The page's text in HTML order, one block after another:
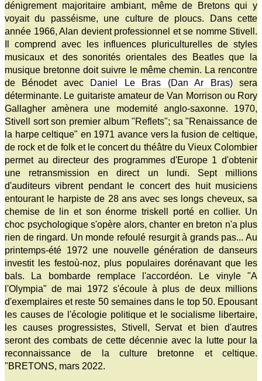
dénigrement majoritaire ambiant, même de Bretons qui y
voyait du passéisme, une culture de ploucs. Dans cette
année 1966, Alan devient professionnel et se nomme Stivell.
Il comprend avec les influences pluriculturelles de styles
musicaux et des sonorités orientales des Beatles que la
musique bretonne doit suivre le même chemin. La rencontre
de Bénodet avec Daniel Le Bras (Dan Ar Bras)sera
déterminante. Le guitariste amateur de Van Morrison ou Rory
Gallagher amènera une modernité anglo-saxonne. 1970,
Stivell sort son premier album "Reflets"; sa "Renaissance de
la harpe celtique" en 1971 avance vers la fusion de celtique,
de rock et de folk et le concert du théâtre du Vieux Colombier
permet au directeur des programmes d'Europe 1 d'obtenir
une retransmission en direct un lundi. Sept millions
d'auditeurs vibrent pendant le concert des huit musiciens
entourant le harpiste de 28 ans avec ses longs cheveux, sa
chemise de lin et son énorme triskell porté en collier. Un
choc psychologique s'opère alors, chanter en breton n'a plus
rien de ringard. Un monde refoulé resurgit à grands pas... Au
printemps-été 1972 une nouvelle génération de danseurs
investit les festoù-noz, plus populaires dorénavant que les
bals. La bombarde remplace l'accordéon. Le vinyle "A
l'Olympia" de mai 1972 s'écoule à plus de deux millions
d'exemplaires et reste 50 semaines dans le top 50. Epousant
les causes de l'écologie politique et le socialisme libertaire,
les causes progressistes, Stivell, Servat et bien d'autres
seront des combats de cette décennie avec la lutte pour la
reconnaissance de la culture bretonne et celtique.
"BRETONS, mars 2022.